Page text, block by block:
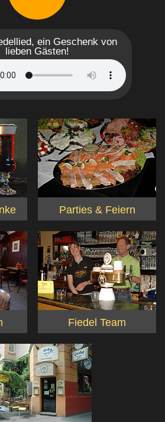
ein Geschenk von
lieben Gästen!
Parties & Feiern
Fiedel Team